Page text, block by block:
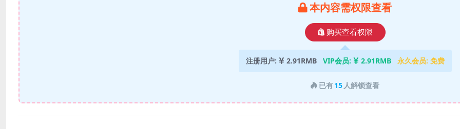
本内容需权限查看
购买查看权限
注册用户: 2.91RMB VIP会员: 2.91RMB 永久会员: 免费
已有15 人解锁查看